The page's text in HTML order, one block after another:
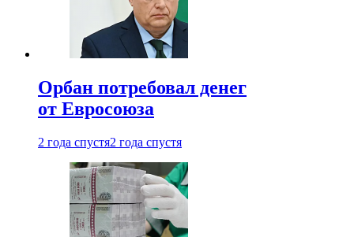
Орбан потребовал денег
от Евросоюза
2 года спустя2 года спустя